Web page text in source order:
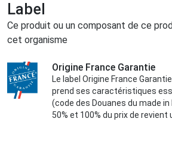
Label
Ce produit ou un composant de ce
cet organisme
Origine France Garantie
Le label Origine France
prend ses caractéristiques
(code des Douanes du made in
50% et 100% du prix de